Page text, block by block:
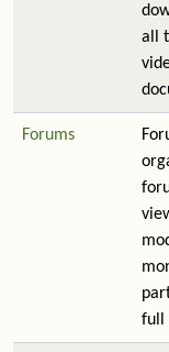
all
Forums
full